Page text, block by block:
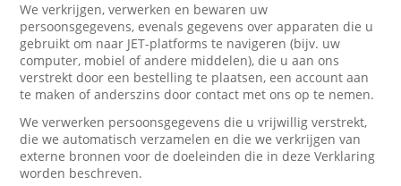
We verkrijgen, verwerken en bewaren uw
persoonsgegevens, evenals gegevens over apparaten die u
gebruikt om naar JET-platforms te navigeren (bijv. uw
computer, mobiel of andere middelen), die u aan ons
verstrekt door een bestelling te plaatsen, een account aan
te maken of anderszins door contact met ons op te nemen.
We verwerken persoonsgegevens die u vrijwillig verstrekt,
die we automatisch verzamelen en die we verkrijgen van
externe bronnen voor de doeleinden die in deze Verklaring
worden beschreven.